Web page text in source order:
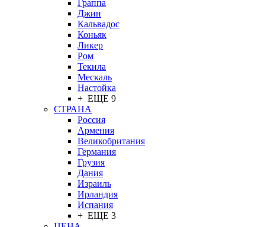
Граппа
Джин
Кальвадос
Коньяк
Ликер
Ром
Текила
Мескаль
Настойка
+ ЕЩЕ 9
СТРАНА
Россия
Армения
Великобритания
Германия
Грузия
Дания
Израиль
Ирландия
Испания
+ ЕЩЕ 3